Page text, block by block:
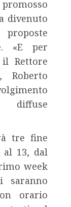
divenuto
«E per
Rettore
Roberto
tre fine
al 13, dal
week
saranno
orario